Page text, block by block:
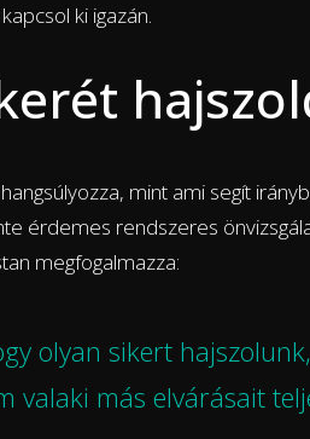
ki igazán.
mint ami segít
érdemes rendszeres
megfogalmazza:
olyan sikert
valaki más elvárásait